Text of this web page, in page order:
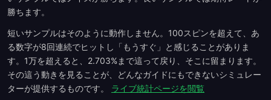
勝ちます。
短いサンプルはそのように動作しません。100スピンを超えて、あ
る数字が8回連続でヒットし「もうすぐ」と感じることがありま
す。1万を超えると、2.703%まで這って戻り、そこに留まります。
その這う動きを見ることが、どんなガイドにもできないシミュレー
ターが提供するものです。
ライブ統計ページを閲覧